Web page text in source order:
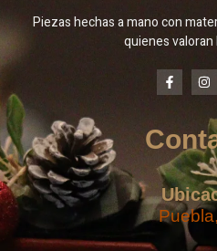
Piezas hechas a mano con
quienes